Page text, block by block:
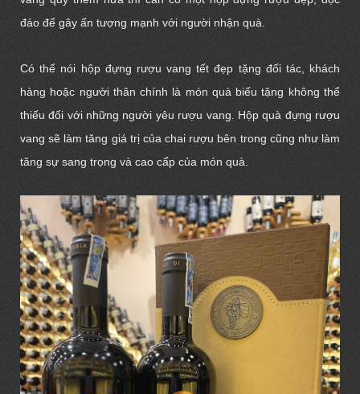
đáo để gây ấn tượng mạnh với người nhận quà.
Có thể nói hộp đựng rượu vang tết đẹp tặng đối tác, khách
hàng hoặc người thân chính là món quà biếu tặng không thể
thiếu đối với những người yêu rượu vang. Hộp quà đựng rượu
vang sẽ làm tăng giá trị của chai rượu bên trong cũng như làm
tăng sự sang trọng và cao cấp của món quà.